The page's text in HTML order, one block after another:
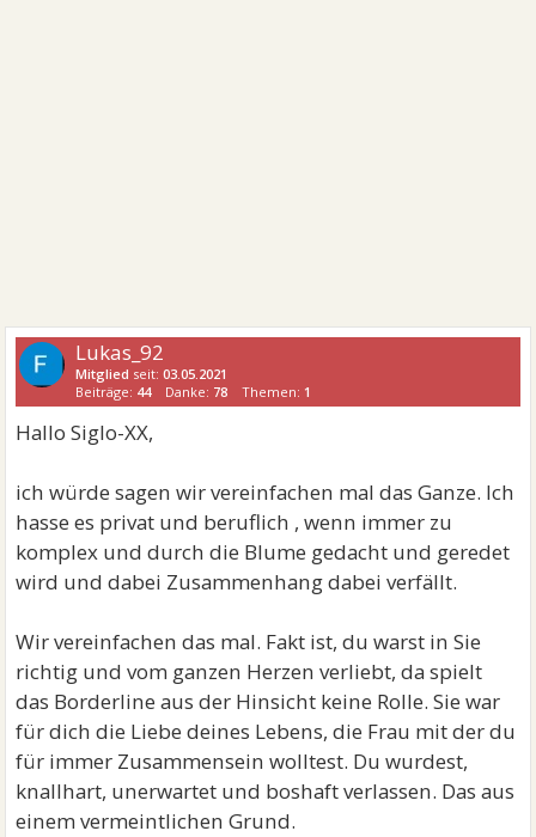
Lukas_92
Mitglied seit:03.05.2021
Beiträge: 44 Danke: 78 Themen: 1
Hallo Siglo-XX,
ich würde sagen wir vereinfachen mal das Ganze. Ich
hasse es privat und beruflich , wenn immer zu
komplex und durch die Blume gedacht und geredet
wird und dabei Zusammenhang dabei verfällt.
Wir vereinfachen das mal. Fakt ist, du warst in Sie
richtig und vom ganzen Herzen verliebt, da spielt
das Borderline aus der Hinsicht keine Rolle. Sie war
für dich die Liebe deines Lebens, die Frau mit der du
für immer Zusammensein wolltest. Du wurdest,
knallhart, unerwartet und boshaft verlassen. Das aus
einem vermeintlichen Grund.